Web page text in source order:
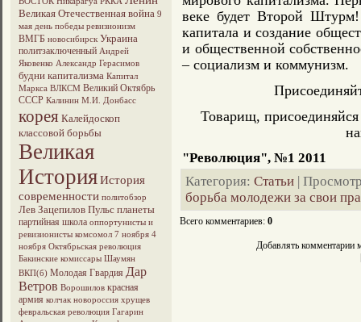
Великая Отечественная война 9
мая день победы ревизионизм
ВМГБ новосибирск Украина
политзаключенный Андрей
Яковенко Александр Герасимов
будни капитализма Капитал
Маркса ВЛКСМ Великий Октябрь
СССР Калинин М.И. Донбасс
корея Калейдоскоп
классовой борьбы
Великая
ИсторияИстория
современности политобзор
Лев Зацепилов Пульс планеты
партийная школа оппортунисты и
ревизионисты комсомол 7 ноября 4
ноября Октябрьская революция
Бакинские комиссары Шаумян
ВКП(б) Молодая Гвардия Дар
Ветров Ворошилов красная
армия колчак новороссия хрущев
февральская революция Гагарин
веке будет Второй
капитала и создание
и общественной
– социализм и коммунизм.
Товарищ,
"Революция", №1 2011
Категория: Статьи |
борьба молодежи за свои
Всего комментариев: 0
Добавлять комментарии